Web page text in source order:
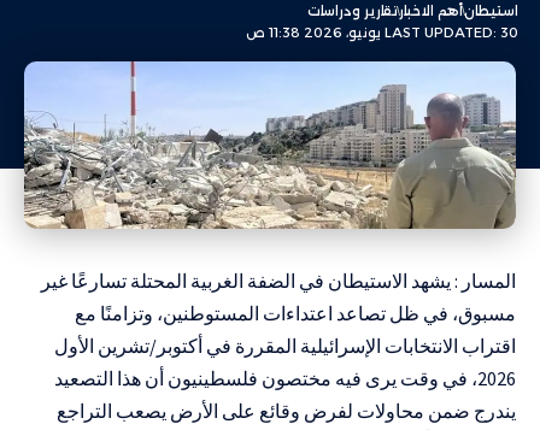
LAST UPDATED: 30 يونيو، 2026 11:38 ص
استيطانأهم الاخبارتقارير ودراسات
المسار : يشهد الاستيطان في الضفة الغربية المحتلة تسارعًا غير
مسبوق، في ظل تصاعد اعتداءات المستوطنين، وتزامنًا مع
اقتراب الانتخابات الإسرائيلية المقررة في أكتوبر/تشرين الأول
2026، في وقت يرى فيه مختصون فلسطينيون أن هذا التصعيد
يندرج ضمن محاولات لفرض وقائع على الأرض يصعب التراجع